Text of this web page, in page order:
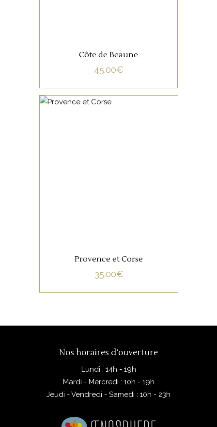
Côte de Beaune
45.00€
Provence et Corse
35.00€
Nos horaires d’ouverture
Lundi : 14h - 19h
Mardi - Mercredi : 10h - 19h
Jeudi - Vendredi - Samedi : 10h - 23h